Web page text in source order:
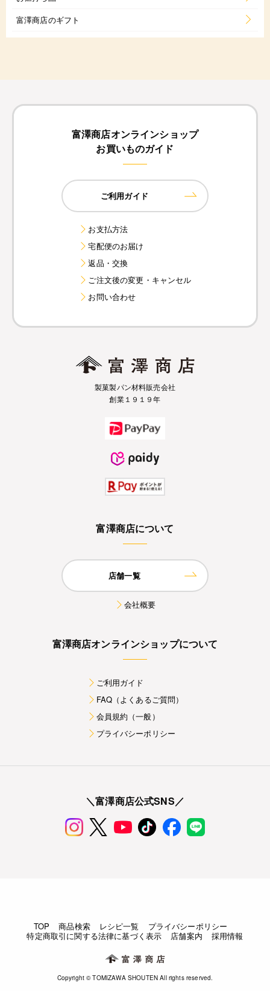
富澤商店のギフト
富澤商店オンラインショップ
お買いものガイド
ご利用ガイド
お支払方法
宅配便のお届け
返品・交換
ご注文後の変更・キャンセル
お問い合わせ
製菓製パン材料販売会社
創業１９１９年
富澤商店について
店舗一覧
会社概要
富澤商店オンラインショップについて
ご利用ガイド
FAQ（よくあるご質問）
会員規約（一般）
プライバシーポリシー
＼富澤商店公式SNS／
TOP 商品検索 レシピ一覧
プライバシーポリシー
特定商取引に関する法律に基づく表示
店舗案内 採用情報
Copyright © TOMIZAWA SHOUTEN All rights reserved.